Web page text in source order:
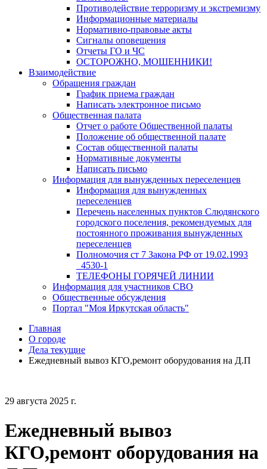
Противодействие терроризму и экстремизму
Информационные материалы
Нормативно-правовые акты
Сигналы оповещения
Отчеты ГО и ЧС
ОСТОРОЖНО, МОШЕННИКИ!
Взаимодействие
Обращения граждан
График приема граждан
Написать электронное письмо
Общественная палата
Отчет о работе Общественной палаты
Положение об общественной палате
Состав общественной палаты
Нормативные документы
Написать письмо
Информация для вынужденных переселенцев
Информация для вынужденных
переселенцев
Перечень населенных пунктов Слюдянского
городского поселения, рекомендуемых для
постоянного проживания вынужденных
переселенцев
Полномочия ст 7 Закона РФ от 19.02.1993
_4530-1
ТЕЛЕФОНЫ ГОРЯЧЕЙ ЛИНИИ
Информация для участников СВО
Общественные обсуждения
Портал "Моя Иркутская область"
Главная
О городе
Дела текущие
Ежедневный вывоз КГО,ремонт оборудования на Д.П
29 августа 2025 г.
Ежедневный вывоз
КГО,ремонт оборудования на